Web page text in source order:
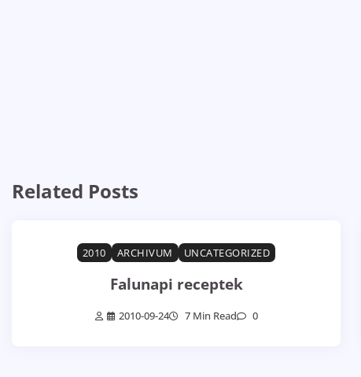
Related Posts
2010 ARCHIVUM UNCATEGORIZED
Falunapi receptek
2010-09-24 7 Min Read 0